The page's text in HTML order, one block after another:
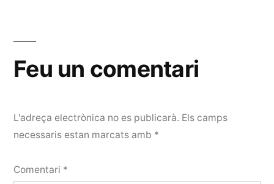
Feu un comentari
L'adreça electrònica no es publicarà. Els camps
necessaris estan marcats amb *
Comentari *